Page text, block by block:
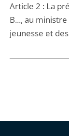
Article 2 : La
B..., au
jeunesse et